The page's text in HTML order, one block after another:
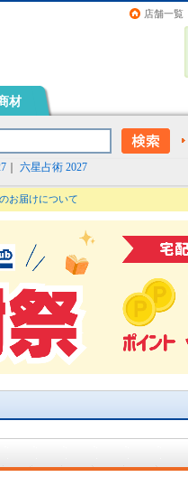
店舗一覧
材
六星占術 2027
お届けについて